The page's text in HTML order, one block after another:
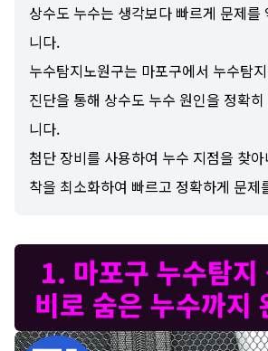
상수도 누수는 생각보다 빠르게 문제를
니다.
누수탐지노원구는 마포구에서 누수탐
진단을 통해 상수도 누수 원인을 정확
니다.
첨단 장비를 사용하여 누수 지점을 찾
착을 최소화하여 빠르고 정확하게 문제
1. 마포구 누수탐지
비로 숨은 누수까지